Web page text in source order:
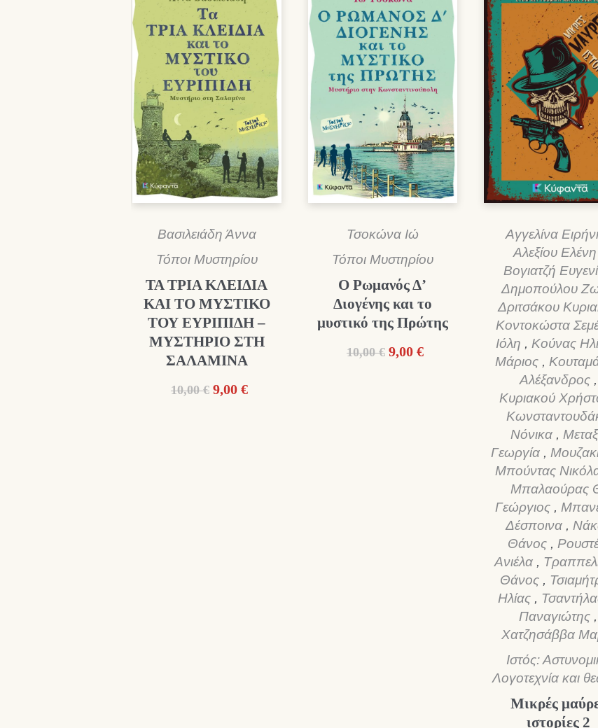
Βασιλειάδη Άννα
Τόποι Μυστηρίου
ΤΑ ΤΡΙΑ ΚΛΕΙΔΙΑ
ΚΑΙ ΤΟ ΜΥΣΤΙΚΟ
ΤΟΥ ΕΥΡΙΠΙΔΗ –
ΜΥΣΤΗΡΙΟ ΣΤΗ
ΣΑΛΑΜΙΝΑ
10,00 € Original
9,00 €Η
Τσοκώνα Ιώ
Τόποι Μυστηρίου
Ο Ρωμανός Δ’
Διογένης και το
μυστικό της Πρώτης
10,00 € Original
9,00 €Η
Αγγελίνα
Αλεξίου Ελένη
Βογιατζή
Δημοπούλου
Δριτσάκου
Κοντοκώστα
Ιόλη ,Κούνας
Μάριος ,
Αλέξανδρος ,
Κυριακού
Νόνικα ,
Γεωργία ,
Μπούντας
Μπαλαούρας
Γεώργιος ,
Δέσποινα ,
Θάνος ,
Ανιέλα ,
Θάνος ,
Ηλίας ,
Παναγιώτης ,
Χατζησάββα
Ιστός:
Λογοτεχνία και
Μικρές
ιστορίες 2